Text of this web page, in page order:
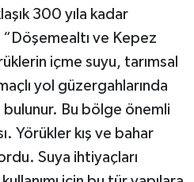
300 yıla kadar
“Döşemealtı ve Kepez
içme suyu, tarımsal
yol güzergahlarında
bulunur. Bu bölge önemli
Yörükler kış ve bahar
Suya ihtiyaçları